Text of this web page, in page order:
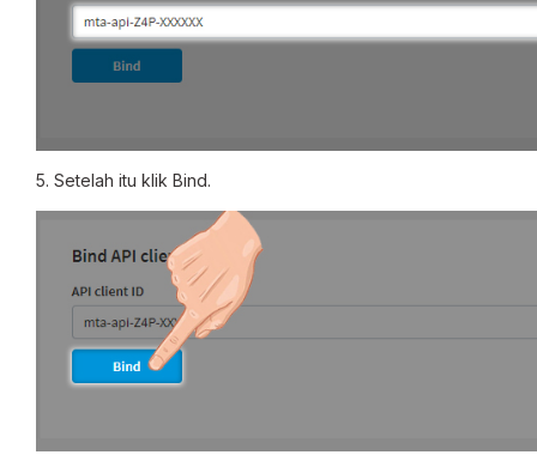
5. Setelah itu klik Bind.